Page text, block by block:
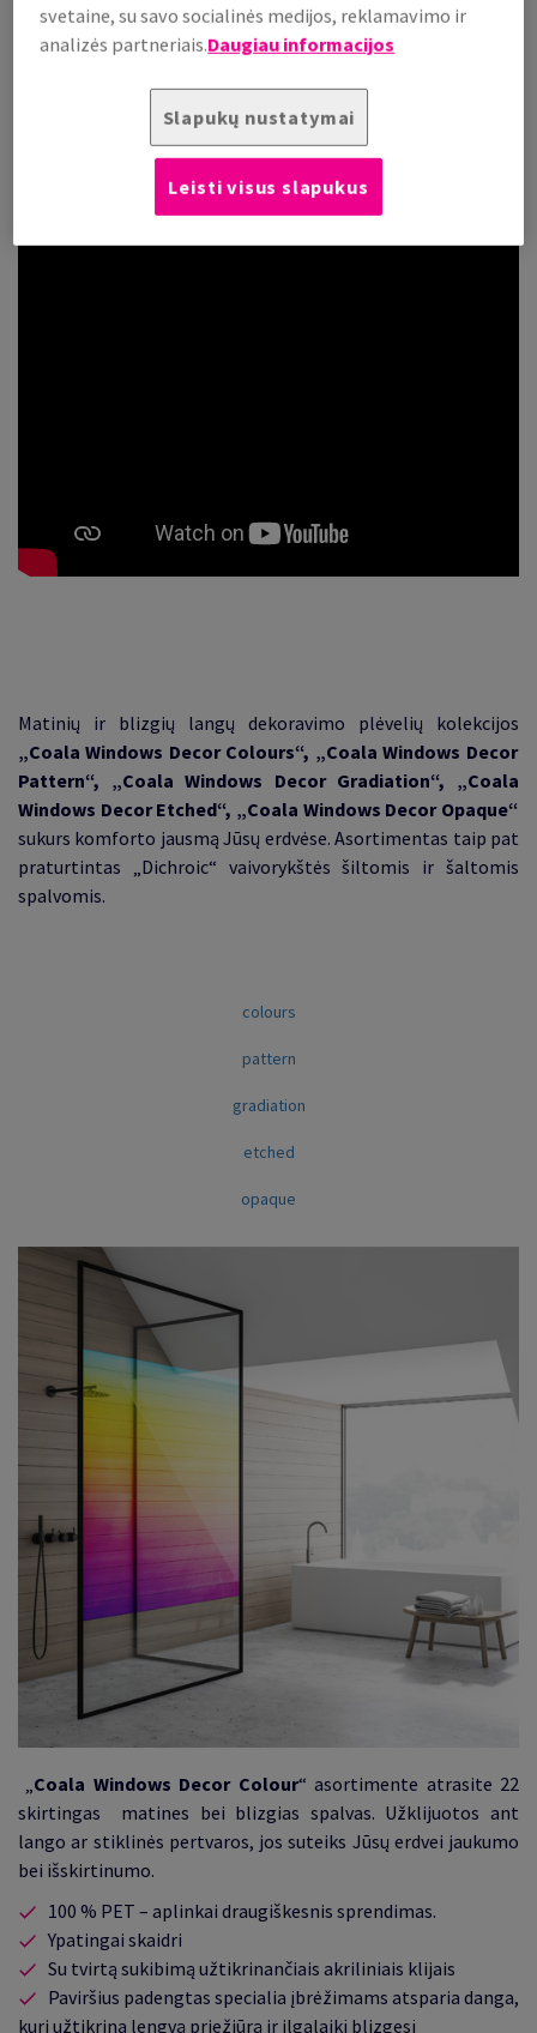
Matinių ir blizgių langų dekoravimo plėvelių kolekcijos
„Coala Windows Decor Colours“, „Coala Windows Decor
Pattern“, „Coala Windows Decor Gradiation“, „Coala
Windows Decor Etched“, „Coala Windows Decor Opaque“
sukurs komforto jausmą Jūsų erdvėse. Asortimentas taip pat
praturtintas „Dichroic“ vaivorykštės šiltomis ir šaltomis
spalvomis.
colours
pattern
gradiation
etched
opaque
„Coala Windows Decor Colour“ asortimente atrasite 22
skirtingas
matines bei blizgias spalvas. Užklijuotos ant
lango ar stiklinės pertvaros, jos suteiks Jūsų erdvei jaukumo
bei išskirtinumo.
100 % PET – aplinkai draugiškesnis sprendimas.
Ypatingai skaidri
Su tvirtą sukibimą užtikrinančiais akriliniais klijais
Paviršius padengtas specialia įbrėžimams atsparia danga,
kuri užtikrina lengvą priežiūrą ir ilgalaikį blizgesį
svetaine, su savo socialinės medijos, reklamavimo ir
analizės partneriais.Daugiau informacijos
Slapukų nustatymai
Leisti visus slapukus